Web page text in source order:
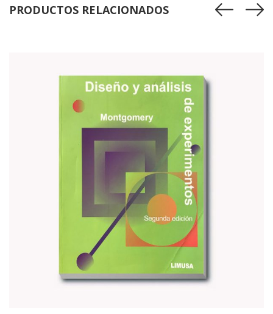
PRODUCTOS RELACIONADOS